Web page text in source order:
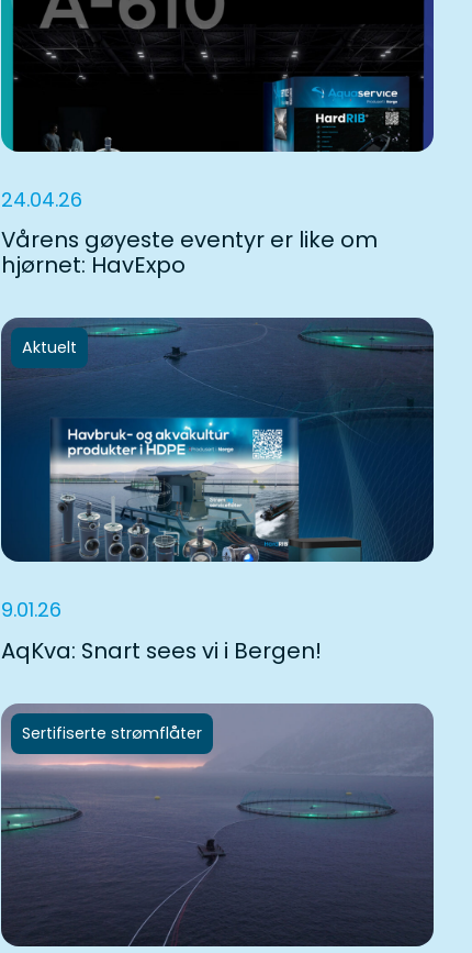
24.04.26
Vårens gøyeste eventyr er like om
hjørnet: HavExpo
Aktuelt
9.01.26
AqKva: Snart sees vi i Bergen!
Sertifiserte strømflåter